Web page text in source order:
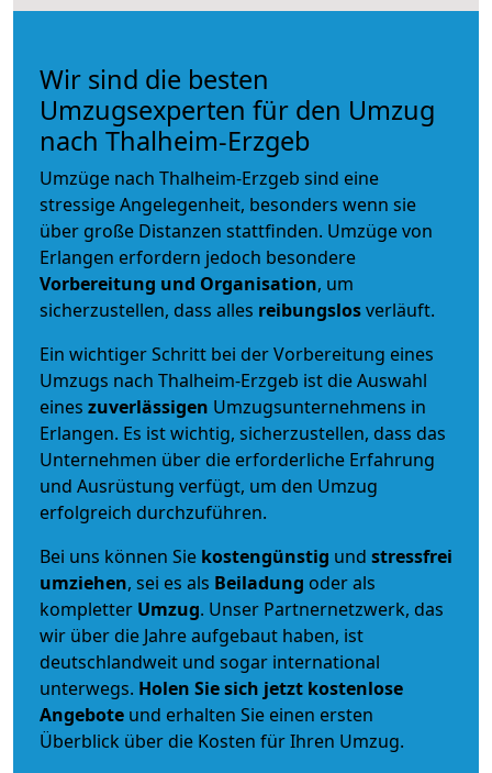
Wir sind die besten
Umzugsexperten für den Umzug
nach Thalheim-Erzgeb
Umzüge nach Thalheim-Erzgeb sind eine
stressige Angelegenheit, besonders wenn sie
über große Distanzen stattfinden. Umzüge von
Erlangen erfordern jedoch besondere
Vorbereitung und Organisation, um
sicherzustellen, dass alles reibungslosverläuft.
Ein wichtiger Schritt bei der Vorbereitung eines
Umzugs nach Thalheim-Erzgeb ist die Auswahl
eines zuverlässigen Umzugsunternehmens in
Erlangen. Es ist wichtig, sicherzustellen, dass das
Unternehmen über die erforderliche Erfahrung
und Ausrüstung verfügt, um den Umzug
erfolgreich durchzuführen.
Bei uns können Sie kostengünstig und stressfrei
umziehen, sei es als Beiladung oder als
kompletter Umzug. Unser Partnernetzwerk, das
wir über die Jahre aufgebaut haben, ist
deutschlandweit und sogar international
unterwegs. Holen Sie sich jetzt kostenlose
Angebote und erhalten Sie einen ersten
Überblick über die Kosten für Ihren Umzug.